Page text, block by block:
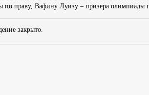
по праву, Вафину Луизу – призера
закрыто.